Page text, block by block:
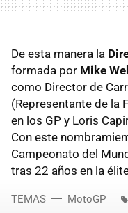
De esta manera la
formada por Mike
como Director de
(Representante de la
en los GP y Loris
Con este
Campeonato del
tras 22 años en la
TEMAS MotoGP